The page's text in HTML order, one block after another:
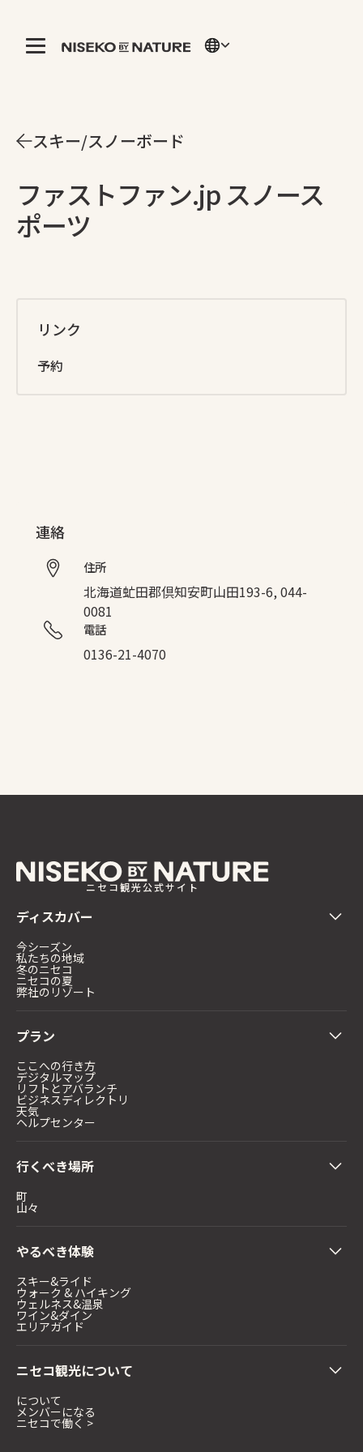
スキー/スノーボード
ファストファン.jp スノース
ポーツ
リンク
予約
連絡
住所
北海道虻田郡倶知安町山田193-6, 044-
0081
電話
0136-21-4070
ニセコ観光公式サイト
ディスカバー
今シーズン
私たちの地域
冬のニセコ
ニセコの夏
弊社のリゾート
プラン
ここへの行き方
デジタルマップ
リフトとアバランチ
ビジネスディレクトリ
天気
ヘルプセンター
行くべき場所
町
山々
やるべき体験
スキー&ライド
ウォーク & ハイキング
ウェルネス&温泉
ワイン&ダイン
エリアガイド
ニセコ観光について
について
メンバーになる
ニセコで働く >